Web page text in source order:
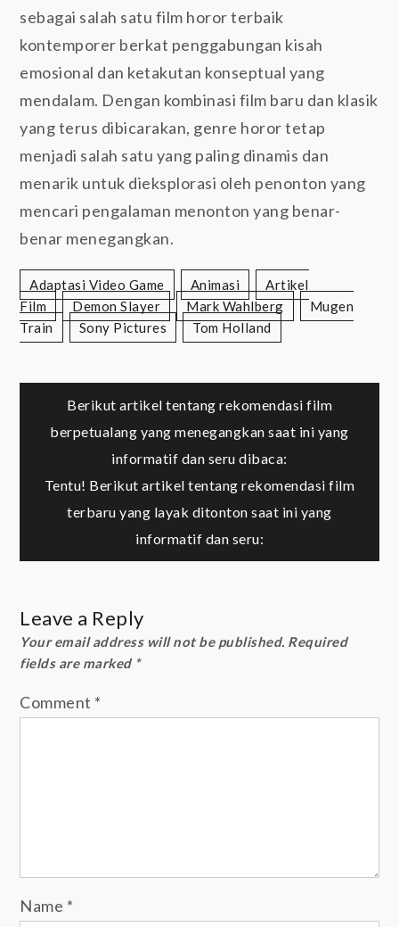
sebagai salah satu film horor terbaik
kontemporer berkat penggabungan kisah
emosional dan ketakutan konseptual yang
mendalam. Dengan kombinasi film baru dan klasik
yang terus dibicarakan, genre horor tetap
menjadi salah satu yang paling dinamis dan
menarik untuk dieksplorasi oleh penonton yang
mencari pengalaman menonton yang benar-
benar menegangkan.
Adaptasi Video Game Animasi
Artikel
Film
Demon Slayer Mark Wahlberg
Mugen
Train
Sony Pictures Tom Holland
Post
navigation
Berikut artikel tentang rekomendasi film
berpetualang yang menegangkan saat ini yang
informatif dan seru dibaca:
Tentu! Berikut artikel tentang rekomendasi film
terbaru yang layak ditonton saat ini yang
informatif dan seru:
Leave a Reply
Your email address will not be published. Required
fields are marked *
Comment *
Name *